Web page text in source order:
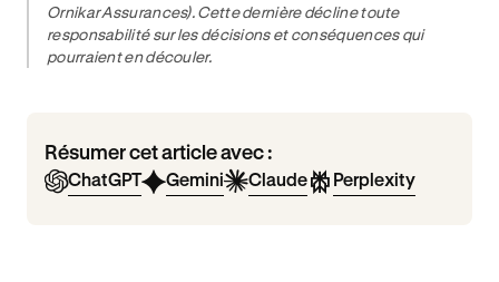
Ornikar Assurances). Cette dernière décline toute
responsabilité sur les décisions et conséquences qui
pourraient en découler.
Résumer cet article avec :
ChatGPT Gemini Claude Perplexity